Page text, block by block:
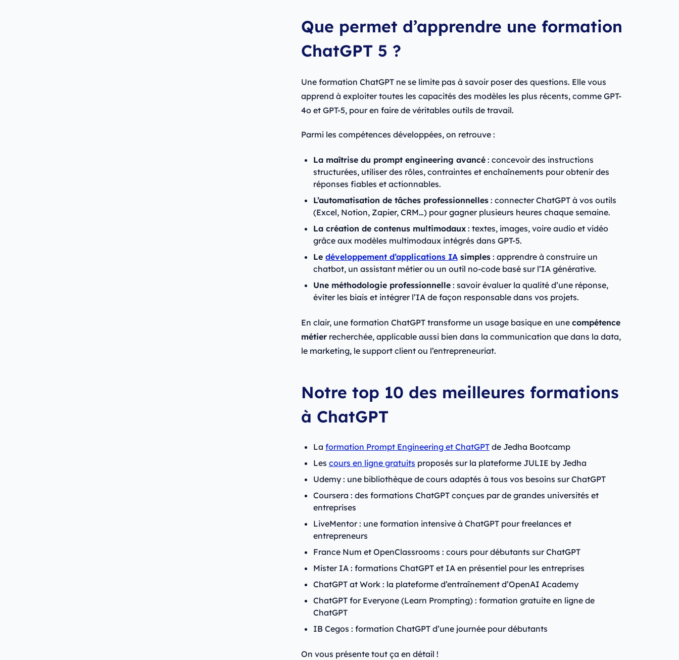
Que permet d’apprendre une formation
ChatGPT 5 ?
Une formation ChatGPT ne se limite pas à savoir poser des questions. Elle vous
apprend à exploiter toutes les capacités des modèles les plus récents, comme GPT-
4o et GPT-5, pour en faire de véritables outils de travail.
Parmi les compétences développées, on retrouve :
La maîtrise du prompt engineering avancé: concevoir des instructions
structurées, utiliser des rôles, contraintes et enchaînements pour obtenir des
réponses fiables et actionnables.
L’automatisation de tâches professionnelles: connecter ChatGPT à vos outils
(Excel, Notion, Zapier, CRM…) pour gagner plusieurs heures chaque semaine.
La création de contenus multimodaux: textes, images, voire audio et vidéo
grâce aux modèles multimodaux intégrés dans GPT-5.
Le développement d’applications IAsimples: apprendre à construire un
chatbot, un assistant métier ou un outil no-code basé sur l’IA générative.
Une méthodologie professionnelle: savoir évaluer la qualité d’une réponse,
éviter les biais et intégrer l’IA de façon responsable dans vos projets.
En clair, une formation ChatGPT transforme un usage basique en une compétence
métierrecherchée, applicable aussi bien dans la communication que dans la data,
le marketing, le support client ou l’entrepreneuriat.
Notre top 10 des meilleures formations
à ChatGPT
La formation Prompt Engineering et ChatGPTde Jedha Bootcamp
Les cours en ligne gratuits proposés sur la plateforme JULIE by Jedha
Udemy : une bibliothèque de cours adaptés à tous vos besoins sur ChatGPT
Coursera : des formations ChatGPT conçues par de grandes universités et
entreprises
LiveMentor : une formation intensive à ChatGPT pour freelances et
entrepreneurs
France Num et OpenClassrooms : cours pour débutants sur ChatGPT
Mister IA : formations ChatGPT et IA en présentiel pour les entreprises
ChatGPT at Work : la plateforme d’entraînement d’OpenAI Academy
ChatGPT for Everyone (Learn Prompting) : formation gratuite en ligne de
ChatGPT
IB Cegos : formation ChatGPT d’une journée pour débutants
On vous présente tout ça en détail !